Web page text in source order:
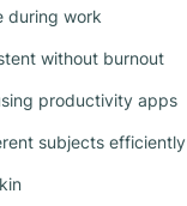
during work
without burnout
productivity apps
subjects efficiently